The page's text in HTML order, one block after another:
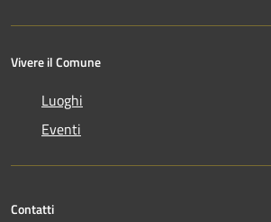
Vivere il Comune
Luoghi
Eventi
Contatti